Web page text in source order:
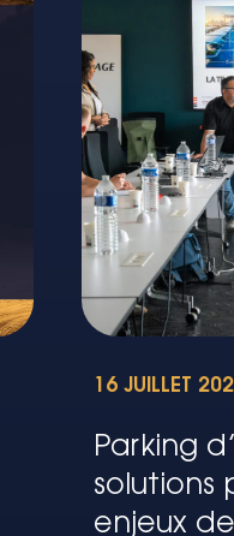
16 JUILLET
Parking
solutions
enjeux